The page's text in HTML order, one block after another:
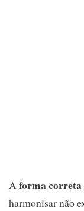
Aforma correta
harmonisar não